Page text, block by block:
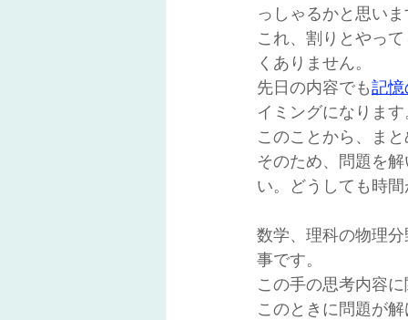
っしゃるかと思い
これ、割りとやっ
くありません。
先日の内容でも記
イミングになりま
このことから、ま
そのため、問題を
い。どうしても時
数学、理科の物理
事です。
この手の思考内容
このときに問題が